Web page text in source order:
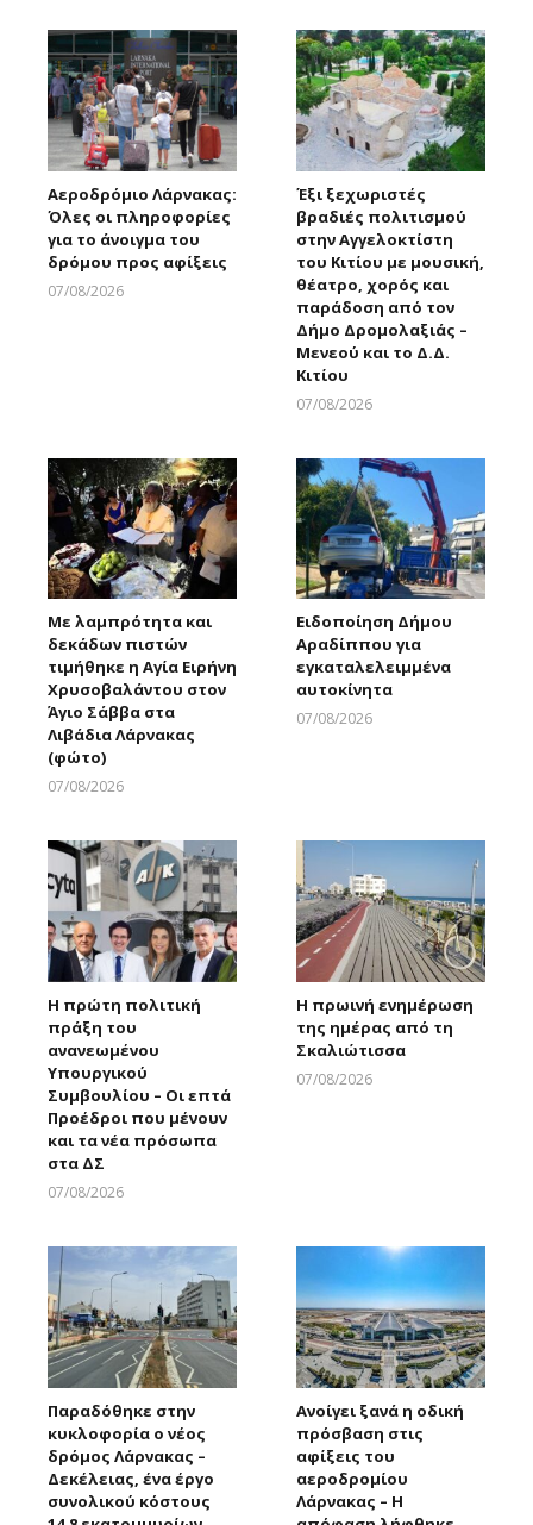
Αεροδρόμιο Λάρνακας:
Όλες οι πληροφορίες
για το άνοιγμα του
δρόμου προς αφίξεις
07/08/2026
Έξι ξεχωριστές
βραδιές πολιτισμού
στην Αγγελοκτίστη
του Κιτίου με μουσική,
θέατρο, χορός και
παράδοση από τον
Δήμο Δρομολαξιάς –
Μενεού και το Δ.Δ.
Κιτίου
07/08/2026
Με λαμπρότητα και
δεκάδων πιστών
τιμήθηκε η Αγία Ειρήνη
Χρυσοβαλάντου στον
Άγιο Σάββα στα
Λιβάδια Λάρνακας
(φώτο)
07/08/2026
Ειδοποίηση Δήμου
Αραδίππου για
εγκαταλελειμμένα
αυτοκίνητα
07/08/2026
Η πρώτη πολιτική
πράξη του
ανανεωμένου
Υπουργικού
Συμβουλίου – Οι επτά
Προέδροι που μένουν
και τα νέα πρόσωπα
στα ΔΣ
07/08/2026
Η πρωινή ενημέρωση
της ημέρας από τη
Σκαλιώτισσα
07/08/2026
Παραδόθηκε στην
κυκλοφορία ο νέος
δρόμος Λάρνακας –
Δεκέλειας, ένα έργο
συνολικού κόστους
Ανοίγει ξανά η οδική
πρόσβαση στις
αφίξεις του
αεροδρομίου
Λάρνακας – Η